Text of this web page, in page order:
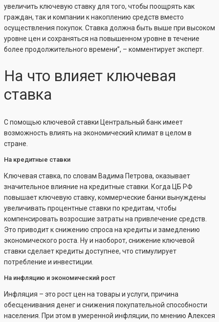
увеличить ключевую ставку для того, чтобы поощрять как
граждан, так и компании к накоплению средств вместо
осуществления покупок. Ставка должна быть выше при высоком
уровне цен и сохраняться на повышенном уровне в течение
более продолжительного времени”, – комментирует эксперт.
На что влияет ключевая
ставка
С помощью ключевой ставки Центральный банк имеет
возможность влиять на экономический климат в целом в
стране.
На кредитные ставки
Ключевая ставка, по словам Вадима Петрова, оказывает
значительное влияние на кредитные ставки. Когда ЦБ РФ
повышает ключевую ставку, коммерческие банки вынуждены
увеличивать процентные ставки по кредитам, чтобы
компенсировать возросшие затраты на привлечение средств.
Это приводит к снижению спроса на кредиты и замедлению
экономического роста. Ну и наоборот, снижение ключевой
ставки сделает кредиты доступнее, что стимулирует
потребление и инвестиции.
На инфляцию и экономический рост
Инфляция – это рост цен на товары и услуги, причина
обесценивания денег и снижения покупательной способности
населения. При этом в умеренной инфляции, по мнению Алексея